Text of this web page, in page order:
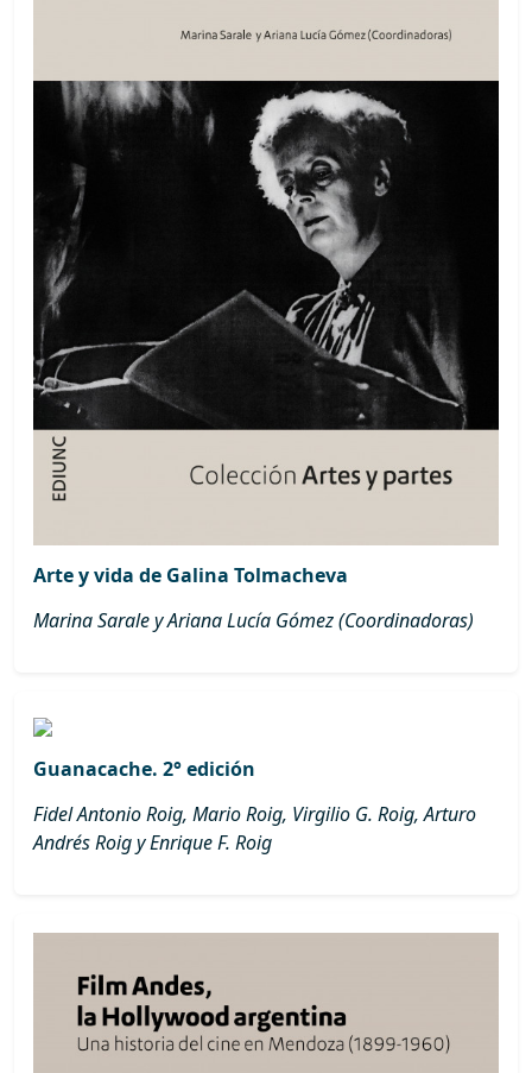
Arte y vida de Galina Tolmacheva
Marina Sarale y Ariana Lucía Gómez (Coordinadoras)
Guanacache. 2° edición
Fidel Antonio Roig, Mario Roig, Virgilio G. Roig, Arturo
Andrés Roig y Enrique F. Roig